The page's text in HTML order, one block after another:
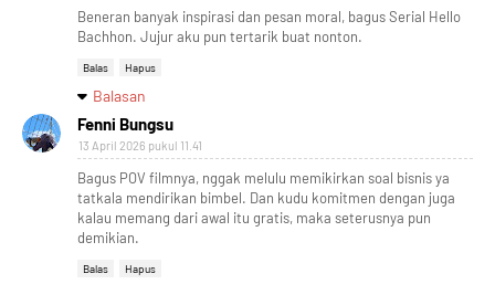
Beneran banyak inspirasi dan pesan moral, bagus Serial Hello
Bachhon. Jujur aku pun tertarik buat nonton.
Balas Hapus
Balasan
Fenni Bungsu
13 April 2026 pukul 11.41
Bagus POV filmnya, nggak melulu memikirkan soal bisnis ya
tatkala mendirikan bimbel. Dan kudu komitmen dengan juga
kalau memang dari awal itu gratis, maka seterusnya pun
demikian.
Balas Hapus